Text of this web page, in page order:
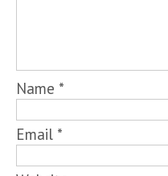
Name *
Email *